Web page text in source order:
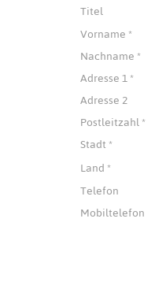
Titel
Vorname*
Nachname*
Adresse 1*
Adresse 2
Postleitzahl*
Stadt*
Land*
Telefon
Mobiltelefon